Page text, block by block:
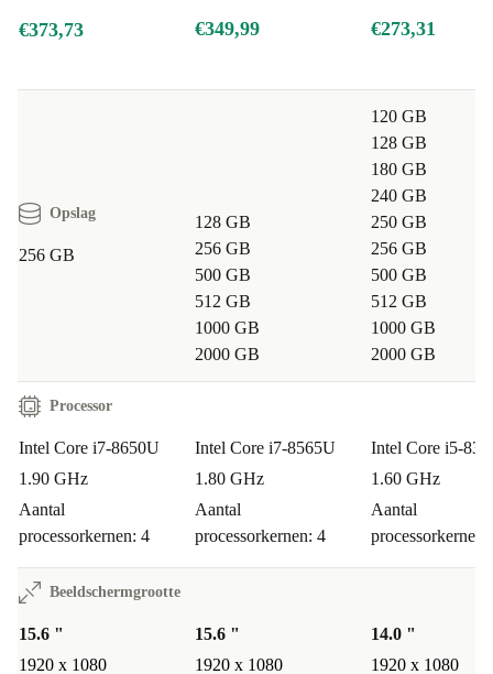
€373,73 €349,99 €273,31
Opslag
256 GB
128 GB
256 GB
500 GB
512 GB
1000 GB
2000 GB
120 GB
128 GB
180 GB
240 GB
250 GB
256 GB
500 GB
512 GB
1000 GB
2000 GB
Processor
Intel Core i7-8650U
1.90 GHz
Aantal
processorkernen: 4
Intel Core i7-8565U
1.80 GHz
Aantal
processorkernen: 4
Intel Core i5-
1.60 GHz
Aantal
processorkernen:
Beeldschermgrootte
15.6 "
1920 x 1080
15.6 "
1920 x 1080
14.0 "
1920 x 1080